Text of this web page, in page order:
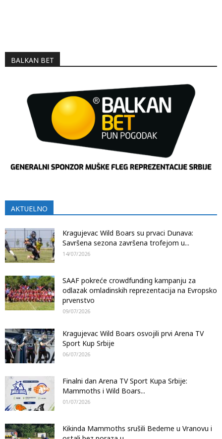
BALKAN BET
AKTUELNO
Kragujevac Wild Boars su prvaci Dunava:
Savršena sezona završena trofejom u...
14/07/2026
SAAF pokreće crowdfunding kampanju za
odlazak omladinskih reprezentacija na Evropsko
prvenstvo
09/07/2026
Kragujevac Wild Boars osvojili prvi Arena TV
Sport Kup Srbije
06/07/2026
Finalni dan Arena TV Sport Kupa Srbije:
Mammoths i Wild Boars...
01/07/2026
Kikinda Mammoths srušili Bedeme u Vranovu i